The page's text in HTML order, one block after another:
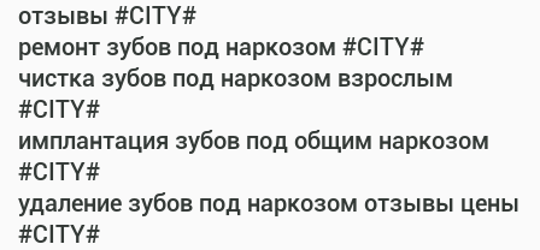
отзывы #CITY#
ремонт зубов под наркозом #CITY#
чистка зубов под наркозом взрослым
#CITY#
имплантация зубов под общим наркозом
#CITY#
удаление зубов под наркозом отзывы цены
#CITY#